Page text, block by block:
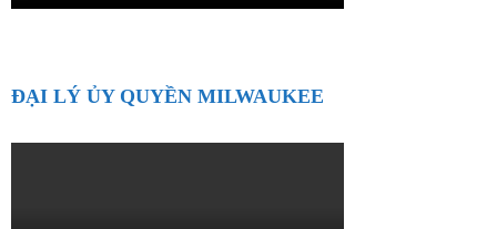
ĐẠI LÝ ỦY QUYỀN MILWAUKEE